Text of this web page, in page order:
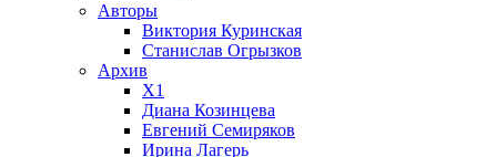
Авторы
Виктория Куринская
Станислав Огрызков
Архив
X1
Диана Козинцева
Евгений Семиряков
Ирина Лагерь